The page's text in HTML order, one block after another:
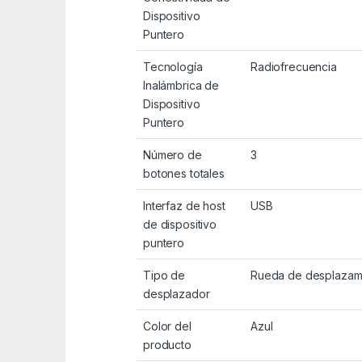
Dispositivo
Puntero
Tecnología
Inalámbrica de
Dispositivo
Puntero
Radiofrecuencia
Número de
botones totales
3
Interfaz de host
de dispositivo
puntero
USB
Tipo de
desplazador
Rueda de
Color del
producto
Azul